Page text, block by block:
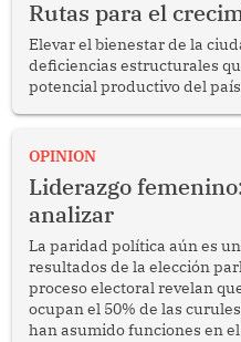
Rutas para el
Elevar el bienestar de la
deficiencias estructurales
potencial productivo del
OPINION
Liderazgo
analizar
La paridad política aún es
resultados de la elección
proceso electoral revelan
ocupan el 50% de las
han asumido funciones en